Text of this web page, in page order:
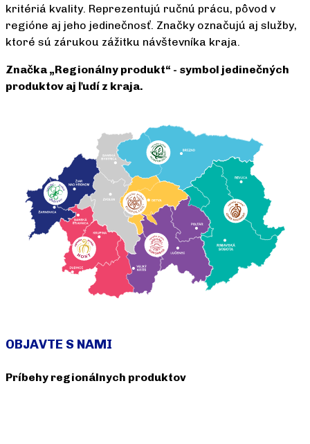
kritériá kvality. Reprezentujú ručnú prácu, pôvod v
regióne aj jeho jedinečnosť. Značky označujú aj služby,
ktoré sú zárukou zážitku návštevníka kraja.
Značka „Regionálny produkt“ - symbol jedinečných
produktov aj ľudí z kraja.
OBJAVTE S NAMI
Príbehy regionálnych produktov